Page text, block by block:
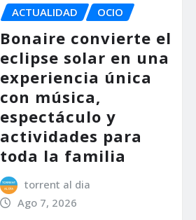
ACTUALIDAD OCIO
Bonaire convierte el
eclipse solar en una
experiencia única
con música,
espectáculo y
actividades para
toda la familia
torrent al dia
Ago 7, 2026